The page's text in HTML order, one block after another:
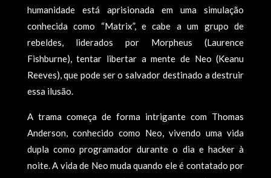
humanidade está aprisionada em uma simulação
conhecida como “Matrix”, e cabe a um grupo de
rebeldes, liderados por Morpheus (Laurence
Fishburne), tentar libertar a mente de Neo (Keanu
Reeves), que pode ser o salvador destinado a destruir
essa ilusão.
A trama começa de forma intrigante com Thomas
Anderson, conhecido como Neo, vivendo uma vida
dupla como programador durante o dia e hacker à
noite. A vida de Neo muda quando ele é contatado por